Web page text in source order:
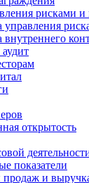
рисками и
управления
внутреннего
открытость
показатели
и